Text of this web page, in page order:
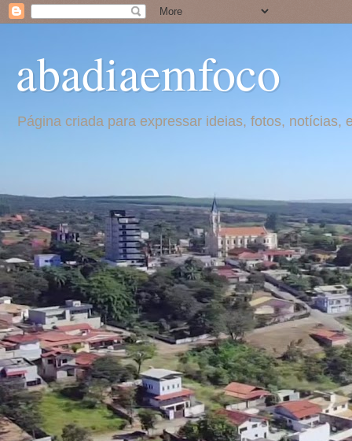
abadiaemfoco
Página criada para expressar ideias, fotos,